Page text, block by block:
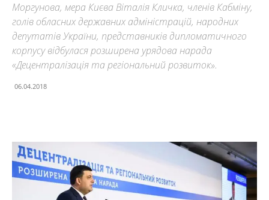
Моргунова, мера Києва Віталія Кличка, членів Кабміну,
голів обласних державних адміністрацій, народних
депутатів України, представників дипломатичного
корпусу відбулася розширена урядова нарада
«Децентралізація та регіональний розвиток».
06.04.2018